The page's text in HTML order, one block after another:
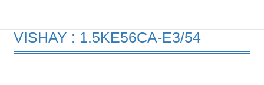
VISHAY : 1.5KE56CA-E3/54